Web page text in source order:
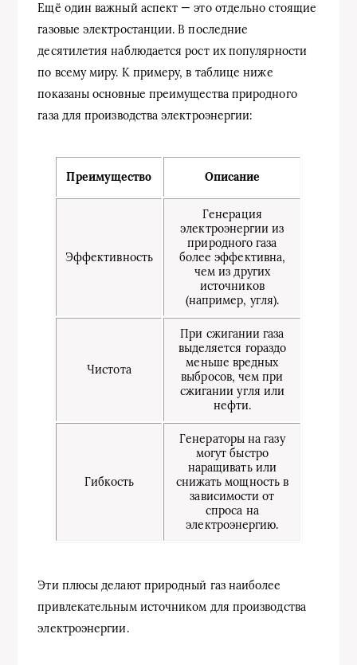
Ещё один важный аспект — это отдельно стоящие
газовые электростанции. В последние
десятилетия наблюдается рост их популярности
по всему миру. К примеру, в таблице ниже
показаны основные преимущества природного
газа для производства электроэнергии:
Преимущество Описание
Эффективность
Генерация
электроэнергии из
природного газа
более эффективна,
чем из других
источников
(например, угля).
Чистота
При сжигании газа
выделяется гораздо
меньше вредных
выбросов, чем при
сжигании угля или
нефти.
Гибкость
Генераторы на газу
могут быстро
наращивать или
снижать мощность в
зависимости от
спроса на
электроэнергию.
Эти плюсы делают природный газ наиболее
привлекательным источником для производства
электроэнергии.